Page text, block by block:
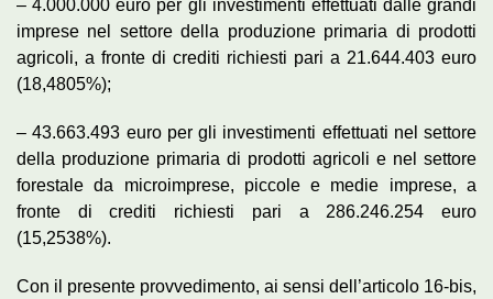
– 4.000.000 euro per gli investimenti effettuati dalle grandi
imprese nel settore della produzione primaria di prodotti
agricoli, a fronte di crediti richiesti pari a 21.644.403 euro
(18,4805%);
– 43.663.493 euro per gli investimenti effettuati nel settore
della produzione primaria di prodotti agricoli e nel settore
forestale da microimprese, piccole e medie imprese, a
fronte di crediti richiesti pari a 286.246.254 euro
(15,2538%).
Con il presente provvedimento, ai sensi dell’articolo 16-bis,